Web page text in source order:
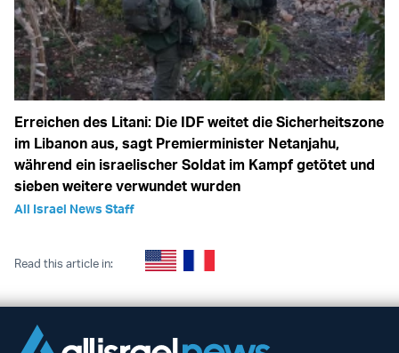
Erreichen des Litani: Die IDF weitet die Sicherheitszone
im Libanon aus, sagt Premierminister Netanjahu,
während ein israelischer Soldat im Kampf getötet und
sieben weitere verwundet wurden
All Israel News Staff
Read this article in: